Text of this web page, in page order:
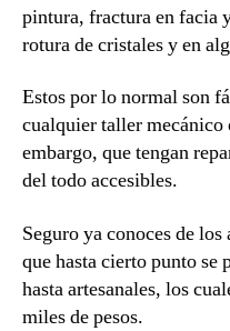
pintura, fractura en facia
rotura de cristales y en
Estos por lo normal son
cualquier taller
embargo, que tengan
del todo accesibles.
Seguro ya conoces de
que hasta cierto punto se
hasta artesanales, los
miles de pesos.